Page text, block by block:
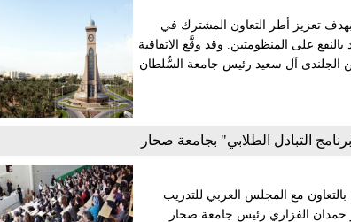
تعزيز أطر التعاون المشترك في
بالنفع على المنظومتين. وقد وقَّع الاتفاقية
الجلندى آل سعيد رئيس جامعة السُّلطان
بالتعاون مع المجلس العربي للتدريب
ورحب الدكتور حمدان الفزاري رئيس جامعة صحار